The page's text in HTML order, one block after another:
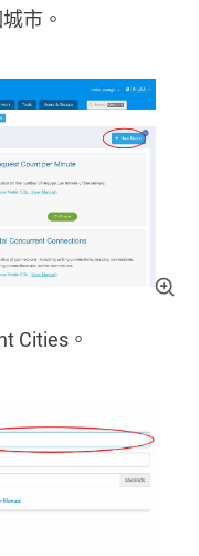
市。
Cities。